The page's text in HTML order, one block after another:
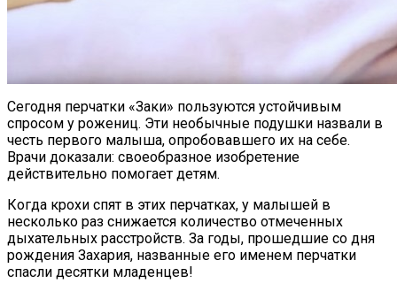
Сегодня перчатки «Заки» пользуются устойчивым
спросом у рожениц. Эти необычные подушки назвали в
честь первого малыша, опробовавшего их на себе.
Врачи доказали: своеобразное изобретение
действительно помогает детям.
Когда крохи спят в этих перчатках, у малышей в
несколько раз снижается количество отмеченных
дыхательных расстройств. За годы, прошедшие со дня
рождения Захария, названные его именем перчатки
спасли десятки младенцев!